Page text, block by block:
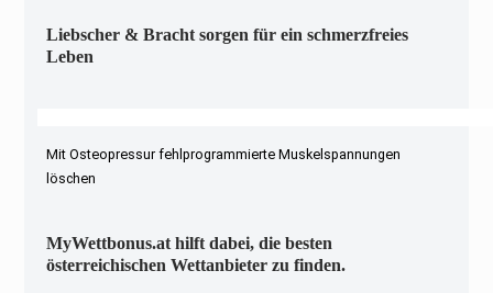
Liebscher & Bracht sorgen für ein schmerzfreies
Leben
Mit Osteopressur fehlprogrammierte Muskelspannungen
löschen
MyWettbonus.at hilft dabei, die besten
österreichischen Wettanbieter zu finden.